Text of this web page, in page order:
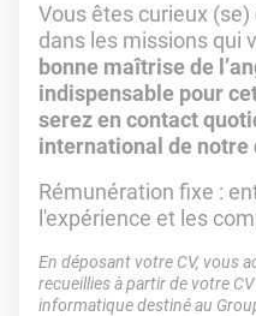
Vous êtes curieux
dans les missions qui
bonne maîtrise de
indispensable pour
serez en contact
international de notre
Rémunération fixe :
l'expérience et les
En déposant votre CV, vous
recueillies à partir de votre
informatique destiné au